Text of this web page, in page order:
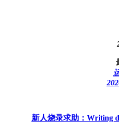
新人烧录求助：Writing